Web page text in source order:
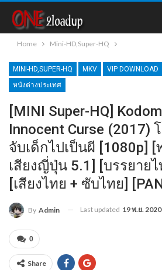
Home Mini-HD,Super-HQ
MINI-HD,SUPER-HQ MKV VIP DOWNLOAD
หนังต่างประเทศ
[MINI Super-HQ]
Innocent Curse (2017)
จับเด็กไปเป็นผี [1080p] [
เสียงญี่ปุ่น 5.1] [บรรยาย
[เสียงไทย + ซับไทย]
By Admin Last updated 19 พ.ย. 2020
0
Share